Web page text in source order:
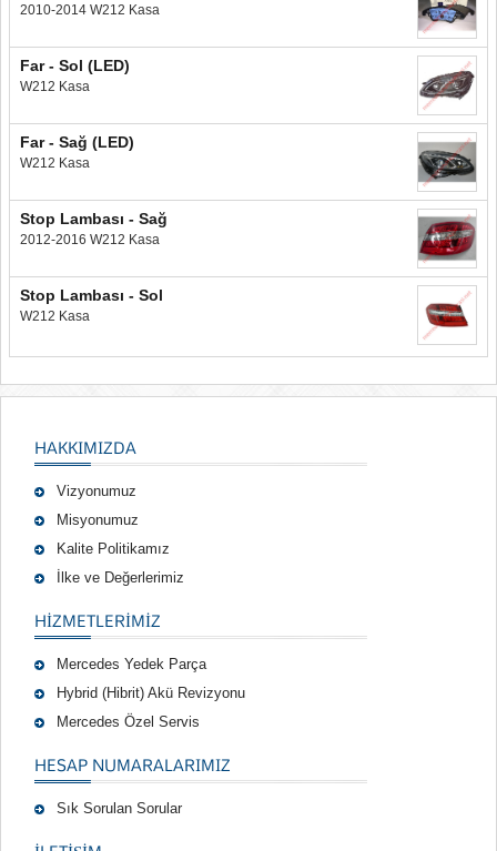
2010-2014 W212 Kasa
Far - Sol (LED)
W212 Kasa
Far - Sağ (LED)
W212 Kasa
Stop Lambası - Sağ
2012-2016 W212 Kasa
Stop Lambası - Sol
W212 Kasa
HAKKIMIZDA
Vizyonumuz
Misyonumuz
Kalite Politikamız
İlke ve Değerlerimiz
HIZMETLERIMIZ
Mercedes Yedek Parça
Hybrid (Hibrit) Akü Revizyonu
Mercedes Özel Servis
HESAP NUMARALARIMIZ
Sık Sorulan Sorular